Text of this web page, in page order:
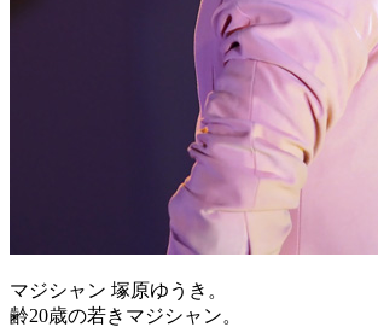
マジシャン 塚原ゆうき。
齢20歳の若きマジシャン。